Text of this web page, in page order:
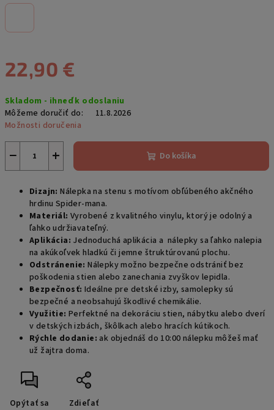
22,90 €
cena:
Skladom - ihneď k odoslaniu
Môžeme doručiť do:
11.8.2026
Možnosti doručenia
+
− Do košíka
Dizajn: Nálepka na stenu s motívom obľúbeného akčného
hrdinu Spider-mana.
Materiál: Vyrobené z kvalitného vinylu, ktorý je odolný a
ľahko udržiavateľný.
Aplikácia: Jednoduchá aplikácia a nálepky sa ľahko nalepia
na akúkoľvek hladkú či jemne štruktúrovanú plochu.
Odstránenie: Nálepky možno bezpečne odstrániť bez
poškodenia stien alebo zanechania zvyškov lepidla.
Bezpečnosť: Ideálne pre detské izby, samolepky sú
bezpečné a neobsahujú škodlivé chemikálie.
Využitie: Perfektné na dekoráciu stien, nábytku alebo dverí
v detských izbách, škôlkach alebo hracích kútikoch.
Rýchle dodanie: ak objednáš do 10:00 nálepku môžeš mať
už žajtra doma.
Opýtať sa Zdieľať